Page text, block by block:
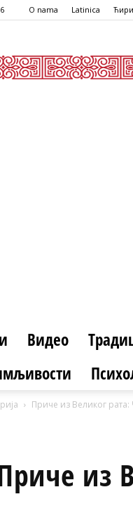
O nama Latinica
Видео
Приче из Великог
из